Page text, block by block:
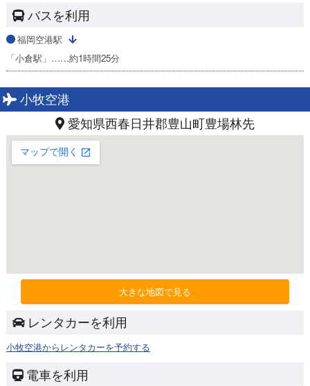
バスを利用
福岡空港駅
「小倉駅」……約1時間25分
小牧空港
愛知県西春日井郡豊山町豊場林先
大きな地図で見る
レンタカーを利用
小牧空港からレンタカーを予約する
電車を利用